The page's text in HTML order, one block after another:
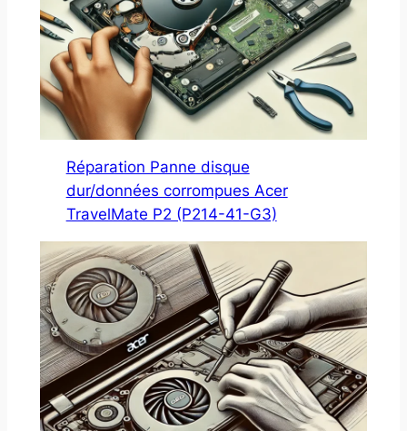
Réparation Panne disque
dur/données corrompues Acer
TravelMate P2 (P214-41-G3)